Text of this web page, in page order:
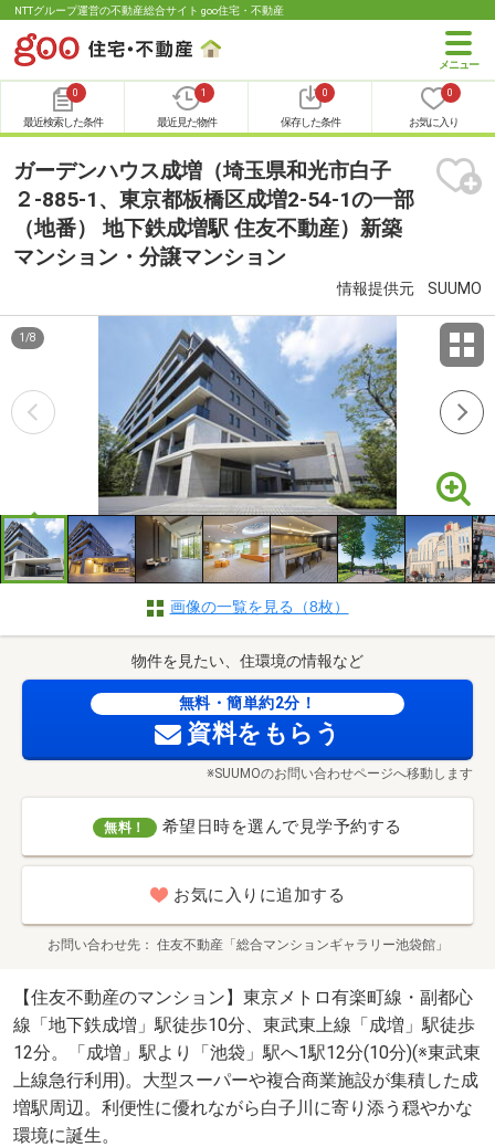
NTTグループ運営の不動産総合サイト goo住宅・不動産
0
最近検索した条件
1
最近見た物件
0
保存した条件
0
お気に入り
ガーデンハウス成増（埼玉県和光市白子
２-885-1、東京都板橋区成増2-54-1の一部
（地番） 地下鉄成増駅 住友不動産）新築
マンション・分譲マンション
情報提供元 SUUMO
1 /8
画像の一覧を見る（8枚）
物件を見たい、住環境の情報など
無料・簡単約2分！
資料をもらう
※SUUMOのお問い合わせページへ移動します
無料！ 希望日時を選んで見学予約する
お気に入りに追加する
お問い合わせ先 住友不動産「総合マンションギャラリー池袋館」
【住友不動産のマンション】東京メトロ有楽町線・副都心
線「地下鉄成増」駅徒歩10分、東武東上線「成増」駅徒歩
12分。「成増」駅より「池袋」駅へ1駅12分(10分)(※東武東
上線急行利用)。大型スーパーや複合商業施設が集積した成
増駅周辺。利便性に優れながら白子川に寄り添う穏やかな
環境に誕生。